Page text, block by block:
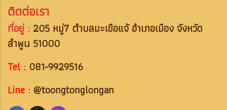
ติดต่อเรา
ที่อยู่ : 205 หมู่7 ตำบลมะเขือแจ้ อำเภอเมือง จังหวัด
ลำพูน 51000
Tel : 081-9929516
Line : @toongtonglongan